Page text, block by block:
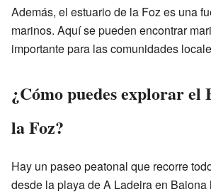
Además, el estuario de la Foz es una
marinos. Aquí se pueden encontrar
importante para las comunidades
¿Cómo puedes explorar el
la Foz?
Hay un paseo peatonal que recorre
desde la playa de A Ladeira en Baiona